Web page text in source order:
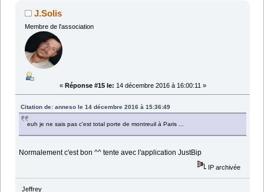
J.Solis
Membre de l'association
« Réponse #15 le: 14 décembre 2016 à 16:00:11 »
Citation de: anneso le 14 décembre 2016 à 15:36:49
euh je ne sais pas c'est total porte de montreuil à Paris ...
Normalement c'est bon ^^ tente avec l'application JustBip
IP archivée
Jeffrey